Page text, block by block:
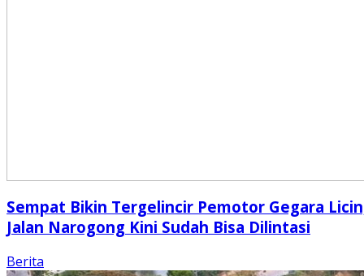
Sempat Bikin Tergelincir Pemotor Gegara
Jalan Narogong Kini Sudah Bisa Dilintasi
Berita